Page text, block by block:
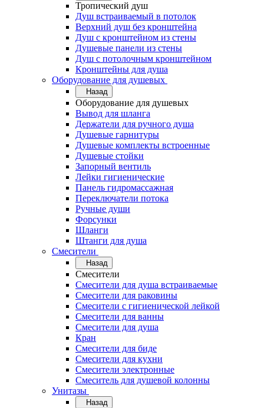
Тропический душ
Душ встраиваемый в потолок
Верхний душ без кронштейна
Душ с кронштейном из стены
Душевые панели из стены
Душ с потолочным кронштейном
Кронштейны для душа
Оборудование для душевых
Назад
Оборудование для душевых
Вывод для шланга
Держатели для ручного душа
Душевые гарнитуры
Душевые комплекты встроенные
Душевые стойки
Запорный вентиль
Лейки гигиенические
Панель гидромассажная
Переключатели потока
Ручные души
Форсунки
Шланги
Штанги для душа
Смесители
Назад
Смесители
Смесители для душа встраиваемые
Смесители для раковины
Смесители с гигиенической лейкой
Смесители для ванны
Смесители для душа
Кран
Смесители для биде
Смесители для кухни
Смесители электронные
Смеситель для душевой колонны
Унитазы
Назад